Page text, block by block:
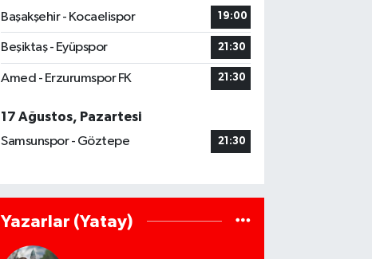
Başakşehir - Kocaelispor
19:00
Beşiktaş - Eyüpspor 21:30
Amed - Erzurumspor FK 21:30
17 Ağustos, Pazartesi
Samsunspor - Göztepe
21:30
Yazarlar (Yatay)